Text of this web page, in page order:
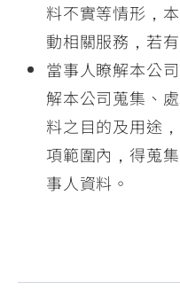
料不實等情形，
動相關服務，若
當事人瞭解本公
解本公司蒐集、
料之目的及用途
項範圍內，得蒐
事人資料。